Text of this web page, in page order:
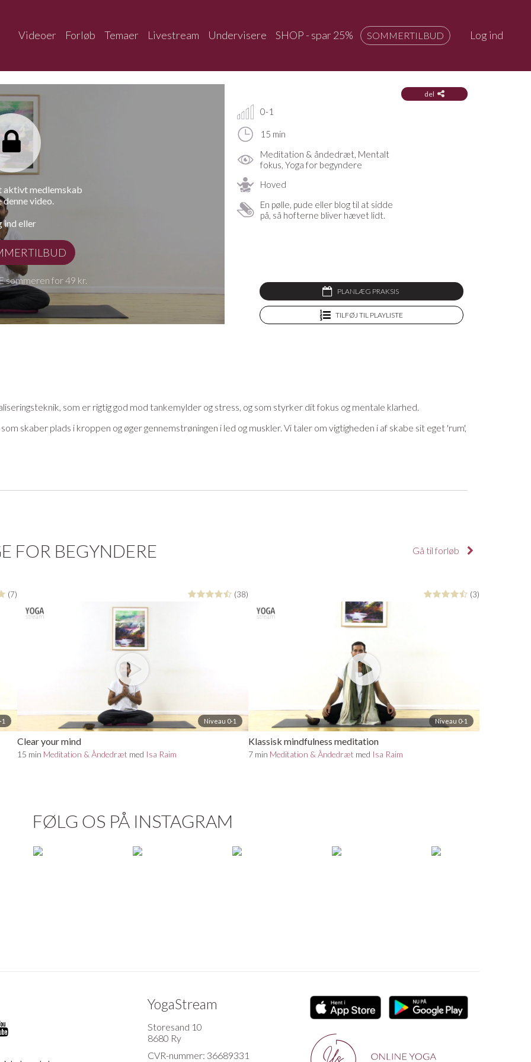
Videoer Forløb Temaer Livestream Undervisere SHOP - spar 25% SOMMERTILBUD Log ind
aktivt medlemskab
denne video.
ind eller
sommeren for 49 kr.
del
0-1
15 min
Meditation & åndedræt, Mentalt
fokus, Yoga for begyndere
Hoved
En pølle, pude eller blog til at sidde
på, så hofterne bliver hævet lidt.
PLANLÆG PRAKSIS
TILFØJ TIL PLAYLISTE
som er rigtig god mod tankemylder og stress, og som styrker dit fokus og mentale klarhed.
skaber plads i kroppen og øger gennemstrøningen i led og muskler. Vi taler om vigtigheden i af skabe sit eget 'rum',
her
FOR BEGYNDERE Gå til forløb
(7) (38)
Niveau 0-1
Clear your mind
15 min Meditation & Åndedræt med Isa Raim
(3)
Niveau 0-1
Klassisk mindfulness meditation
7 min Meditation & Åndedræt med Isa Raim
FØLG OS PÅ INSTAGRAM
YogaStream
Storesand 10
8680 Ry
CVR-nummer: 36689331